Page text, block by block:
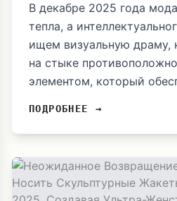
В декабре 2025 года
тепла, а
ищем визуальную драму,
на стыке
элементом, который
ПОДРОБНЕЕ →